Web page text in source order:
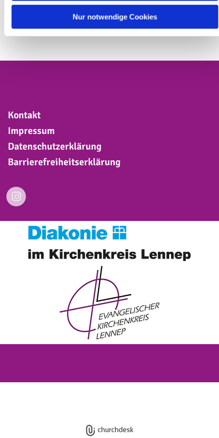
Nur notwendige Cookies
herzlich aus der Röntgenstadt.
Kontakt
Impressum
Datenschutzerklärung
Barrierefreiheitserklärung